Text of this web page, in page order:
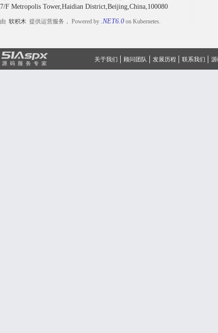
7/F Metropolis Tower,Haidian District,Beijing,China,100080
由 软积木 提供运营服务， Powered by .NET6.0 on Kubernetes.
关于我们 顾问团队 发展历程 联系我们